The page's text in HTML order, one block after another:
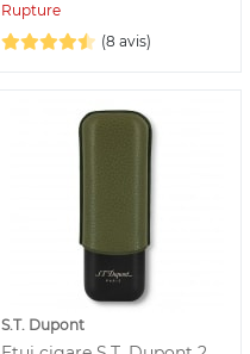
Rupture
(8 avis)
S.T. Dupont